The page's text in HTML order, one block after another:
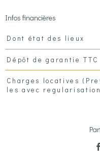
Infos financières
Caractéristiques Valeurs
Dont état des lieux
Dépôt de garantie TTC
Charges locatives
les avec